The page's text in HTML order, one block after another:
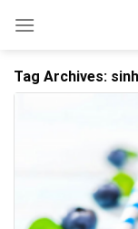
Tag Archives: